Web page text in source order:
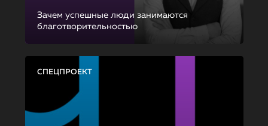
Зачем успешные люди занимаются
благотворительностью
СПЕЦПРОЕКТ